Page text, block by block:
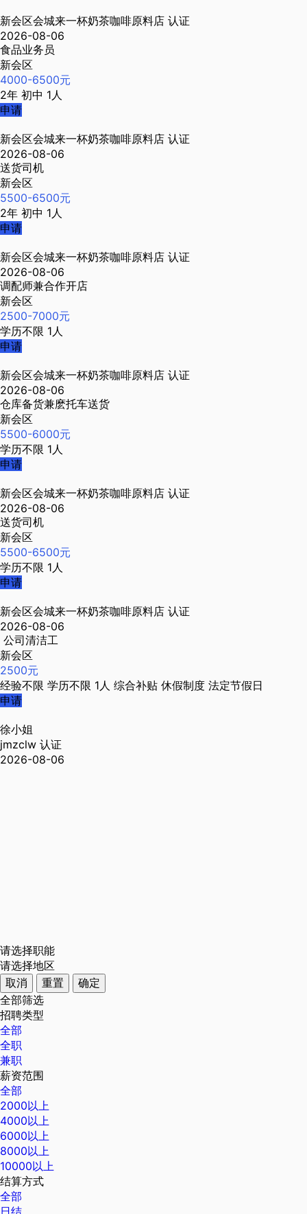
新会区会城来一杯奶茶咖啡原料店 认证
2026-08-06
食品业务员
新会区
4000-6500元
2年 初中 1人
申请
新会区会城来一杯奶茶咖啡原料店 认证
2026-08-06
送货司机
新会区
5500-6500元
2年 初中 1人
申请
新会区会城来一杯奶茶咖啡原料店 认证
2026-08-06
调配师兼合作开店
新会区
2500-7000元
学历不限 1人
申请
新会区会城来一杯奶茶咖啡原料店 认证
2026-08-06
仓库备货兼麽托车送货
新会区
5500-6000元
学历不限 1人
申请
新会区会城来一杯奶茶咖啡原料店 认证
2026-08-06
送货司机
新会区
5500-6500元
学历不限 1人
申请
新会区会城来一杯奶茶咖啡原料店 认证
2026-08-06
公司清洁工
新会区
2500元
经验不限 学历不限 1人 综合补贴 休假制度 法定节假日
申请
徐小姐
jmzclw 认证
2026-08-06
请选择职能
请选择地区
取消
重置
确定
全部筛选
招聘类型
全部
全职
兼职
薪资范围
全部
2000以上
4000以上
6000以上
8000以上
10000以上
结算方式
全部